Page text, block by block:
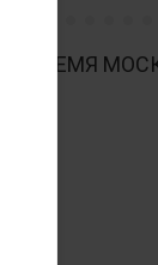
ВРЕМЯ